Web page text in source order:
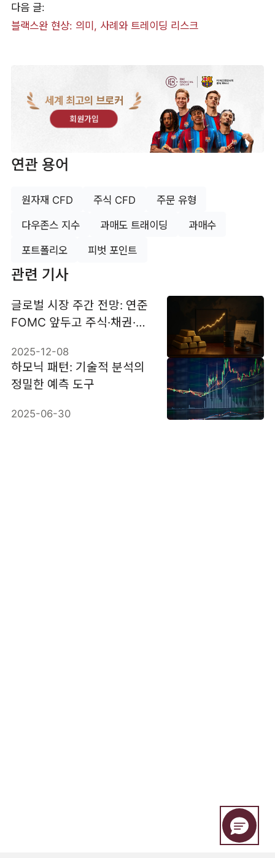
다음 글:
블랙스완 현상: 의미, 사례와 트레이딩 리스크
세계 최고의 브로커
회원가입
연관 용어
원자재 CFD 주식 CFD 주문 유형
다우존스 지수 과매도 트래이딩 과매수
포트폴리오 피벗 포인트
관련 기사
글로벌 시장 주간 전망: 연준
FOMC 앞두고 주식·채권·외
2025-12-08
하모닉 패턴: 기술적 분석의
정밀한 예측 도구
2025-06-30